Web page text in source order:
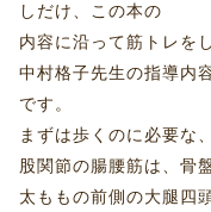
しだけ、この本の
内容に沿って筋トレを
中村格子先生の指導内
です。
まずは歩くのに必要な
股関節の腸腰筋は、骨
太ももの前側の大腿四